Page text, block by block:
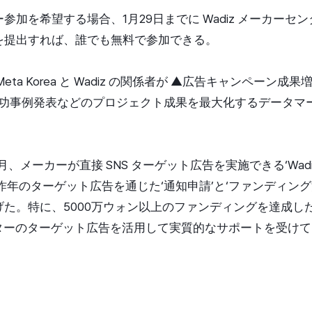
加を希望する場合、1月29日までに Wadiz メーカーセ
出すれば、誰でも無料で参加できる。
Korea と Wadiz の関係者が ▲広告キャンペーン成果
事例発表などのプロジェクト成果を最大化するデータマ
、メーカーが直接 SNS ターゲット広告を実施できる
年のターゲット広告を通じた‘通知申請’と‘ファンディン
。特に、5000万ウォン以上のファンディングを達成し
のターゲット広告を活用して実質的なサポートを受け